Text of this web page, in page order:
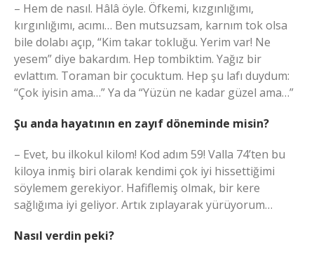
– Hem de nasıl. Hâlâ öyle. Öfkemi, kızgınlığımı,
kırgınlığımı, acımı… Ben mutsuzsam, karnım tok olsa
bile dolabı açıp, “Kim takar tokluğu. Yerim var! Ne
yesem” diye bakardım. Hep tombiktim. Yağız bir
evlattım. Toraman bir çocuktum. Hep şu lafı duydum:
“Çok iyisin ama…” Ya da “Yüzün ne kadar güzel ama…”
Şu anda hayatının en zayıf döneminde misin?
– Evet, bu ilkokul kilom! Kod adım 59! Valla 74’ten bu
kiloya inmiş biri olarak kendimi çok iyi hissettiğimi
söylemem gerekiyor. Hafiflemiş olmak, bir kere
sağlığıma iyi geliyor. Artık zıplayarak yürüyorum…
Nasıl verdin peki?